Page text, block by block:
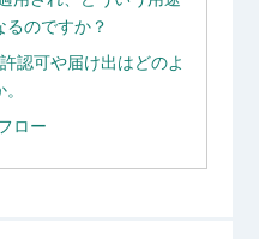
のですか？
認可や届け出はどのよ
ロー